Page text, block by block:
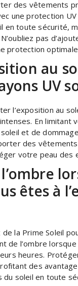
des vêtements
une protection
en toute sécurité,
pas
protection
au
UV
l’exposition au
En
et de
des
votre peau des
êtes à
la Prime Soleil
de l’ombre
heures.
des
soleil en toute